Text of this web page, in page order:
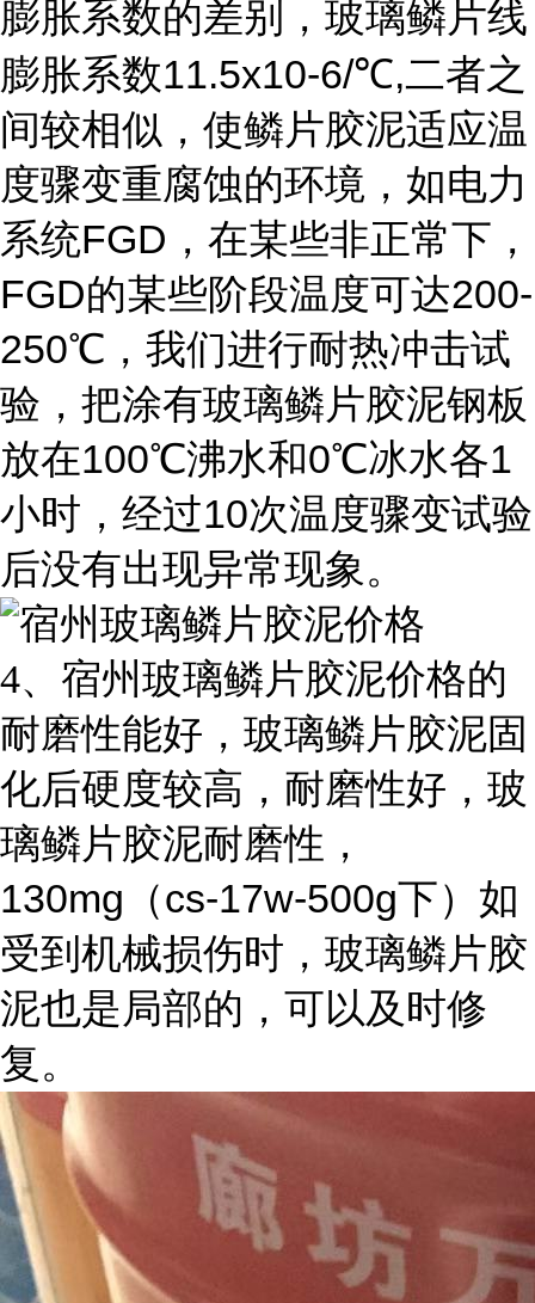
膨胀系数的差别，玻璃鳞片线
膨胀系数11.5x10-6/℃,二者之
间较相似，使鳞片胶泥适应温
度骤变重腐蚀的环境，如电力
系统FGD ，在某些非正常下，
FGD的某些阶段温度可达200-
250℃，我们进行耐热冲击试
验，把涂有玻璃鳞片胶泥钢板
放在100℃沸水和0℃冰水各1
小时，经过10次温度骤变试验
后没有出现异常现象。
4、宿州玻璃鳞片胶泥价格的
耐磨性能好，玻璃鳞片胶泥固
化后硬度较高，耐磨性好，玻
璃鳞片胶泥耐磨性，
130mg （cs-17w-500g下）如
受到机械损伤时，玻璃鳞片胶
泥也是局部的，可以及时修
复。